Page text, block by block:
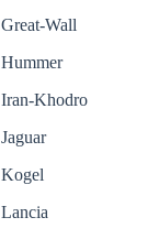
Great-Wall
Hummer
Iran-Khodro
Jaguar
Kogel
Lancia